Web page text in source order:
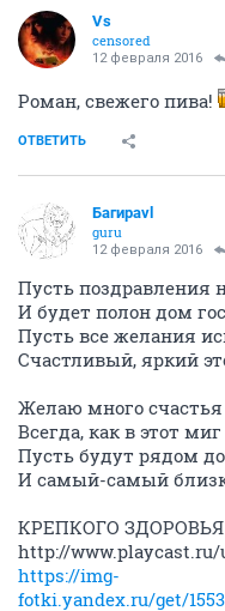
Vs
censored
12 февраля 2016
Роман, свежего пива!
ОТВЕТИТЬ
Багираvl
guru
12 февраля 2016
Пусть поздравления
И будет полон дом
Пусть все желания
Счастливый, яркий
Желаю много
Всегда, как в этот
Пусть будут рядом
И самый-самый
​КРЕПКОГО ЗДОРОВЬЯ
​http://www.playcast.ru/
https://img-
fotki.yandex.ru/get/15530/